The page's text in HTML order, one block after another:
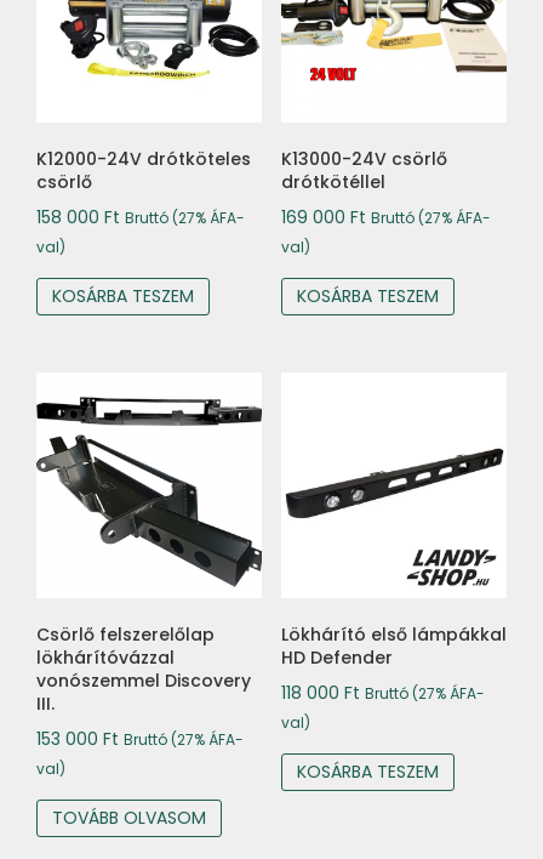
K12000-24V drótköteles
csörlő
158 000 Ft Bruttó (27% ÁFA-
val)
KOSÁRBA TESZEM
K13000-24V csörlő
drótkötéllel
169 000 Ft Bruttó (27% ÁFA-
val)
KOSÁRBA TESZEM
Csörlő felszerelőlap
lökhárítóvázzal
vonószemmel Discovery
III.
153 000 Ft Bruttó (27% ÁFA-
val)
TOVÁBB OLVASOM
Lökhárító első lámpákkal
HD Defender
118 000 Ft Bruttó (27% ÁFA-
val)
KOSÁRBA TESZEM